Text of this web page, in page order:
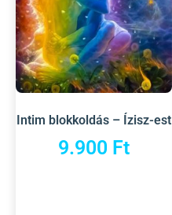
Intim blokkoldás – Ízisz-est
9.900 Ft